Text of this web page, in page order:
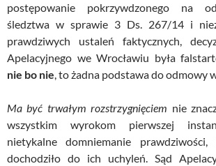
postępowanie pokrzywdzonego na
śledztwa w sprawie 3 Ds. 267/14 i
prawdziwych ustaleń faktycznych,
Apelacyjnego we Wrocławiu była
nie bo nie, to żadna podstawa do odmowy
Ma być trwałym rozstrzygnięciem nie
wszystkim wyrokom pierwszej
nietykalne domniemanie
dochodziło do ich uchyleń. Sąd